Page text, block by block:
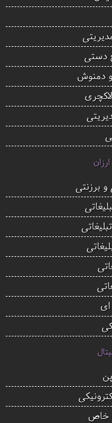
دستی
دمنوش
برزنتی
خاص